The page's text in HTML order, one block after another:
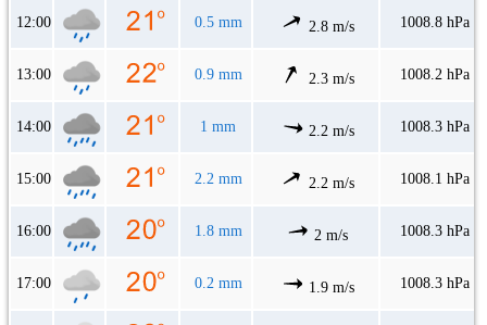
12:00 0.5 mm 2.8 m/s 1008.8 hPa
13:00 0.9 mm 2.3 m/s 1008.2 hPa
14:00 1 mm 2.2 m/s 1008.3 hPa
15:00 2.2 mm 2.2 m/s 1008.1 hPa
16:00 1.8 mm 2 m/s 1008.3 hPa
17:00 0.2 mm 1.9 m/s 1008.3 hPa